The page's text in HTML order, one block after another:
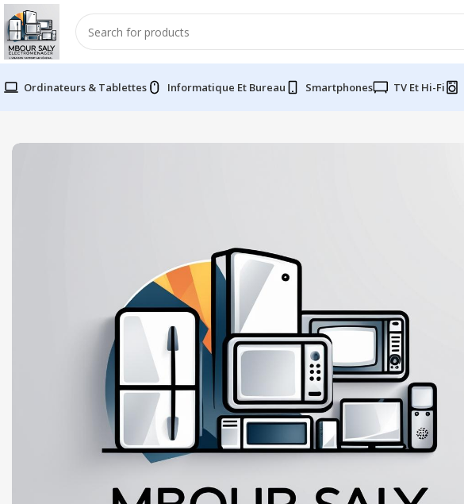
Ordinateurs & Tablettes Informatique Et Bureau Smartphones TV Et Hi-Fi